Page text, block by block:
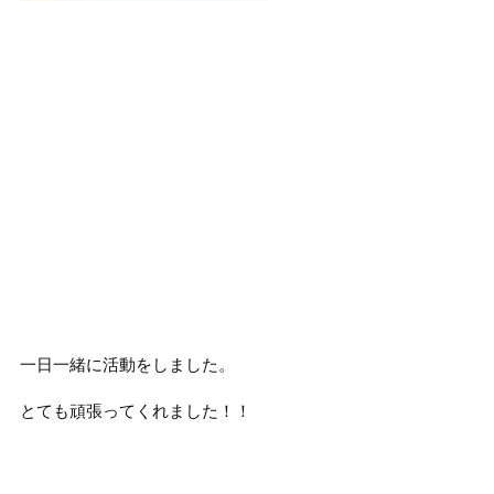
一日一緒に活動をしました。
とても頑張ってくれました！！